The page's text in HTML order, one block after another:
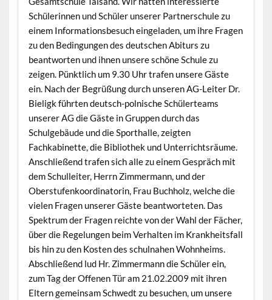
Schülerinnen und Schüler unserer Partnerschule zu
einem Informationsbesuch eingeladen, um ihre Fragen
zu den Bedingungen des deutschen Abiturs zu
beantworten und ihnen unsere schöne Schule zu
zeigen. Pünktlich um 9.30 Uhr trafen unsere Gäste
ein. Nach der Begrüßung durch unseren AG-Leiter Dr.
Bieligk führten deutsch-polnische Schülerteams
unserer AG die Gäste in Gruppen durch das
Schulgebäude und die Sporthalle, zeigten
Fachkabinette, die Bibliothek und Unterrichtsräume.
Anschließend trafen sich alle zu einem Gespräch mit
dem Schulleiter, Herrn Zimmermann, und der
Oberstufenkoordinatorin, Frau Buchholz, welche die
vielen Fragen unserer Gäste beantworteten. Das
Spektrum der Fragen reichte von der Wahl der Fächer,
über die Regelungen beim Verhalten im Krankheitsfall
bis hin zu den Kosten des schulnahen Wohnheims.
Abschließend lud Hr. Zimmermann die Schüler ein,
zum Tag der Offenen Tür am 21.02.2009 mit ihren
Eltern gemeinsam Schwedt zu besuchen, um unsere